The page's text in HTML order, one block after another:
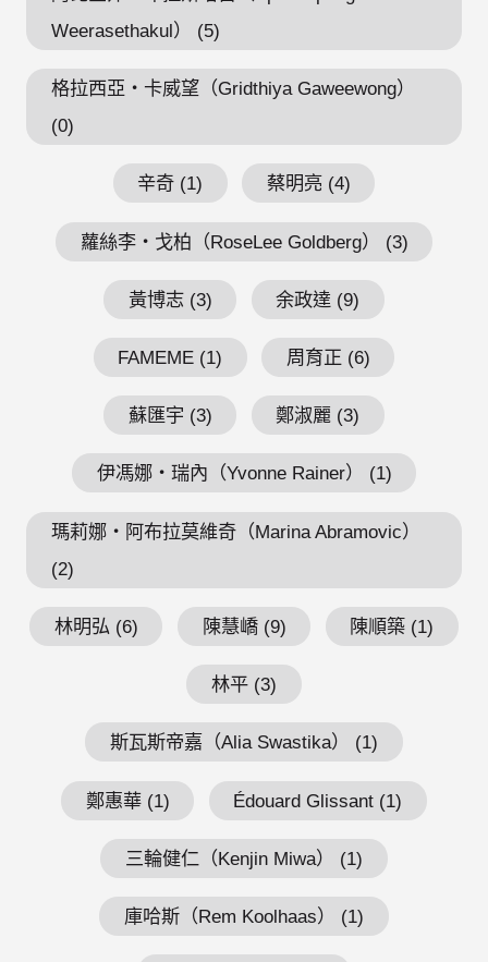
Weerasethakul） (5)
格拉西亞・卡威望（Gridthiya Gaweewong）
(0)
辛奇 (1) 蔡明亮 (4)
蘿絲李・戈柏（RoseLee Goldberg） (3)
黃博志 (3) 余政達 (9)
FAMEME (1) 周育正 (6)
蘇匯宇 (3) 鄭淑麗 (3)
伊馮娜・瑞內（Yvonne Rainer） (1)
瑪莉娜・阿布拉莫維奇（Marina Abramovic）
(2)
林明弘 (6) 陳慧嶠 (9) 陳順築 (1)
林平 (3)
斯瓦斯帝嘉（Alia Swastika） (1)
鄭惠華 (1) Édouard Glissant (1)
三輪健仁（Kenjin Miwa） (1)
庫哈斯（Rem Koolhaas） (1)